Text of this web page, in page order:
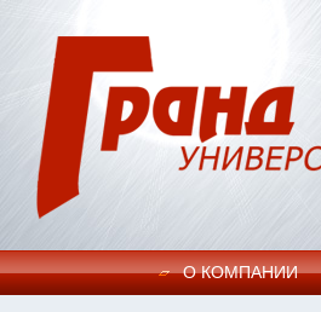
О КОМПАНИИ